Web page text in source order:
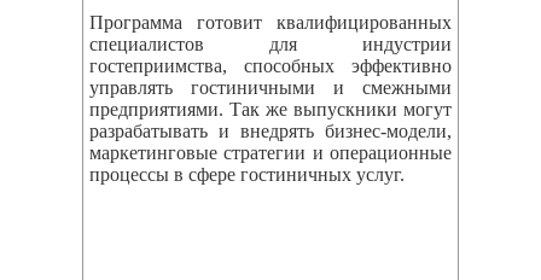
Программа готовит квалифицированных
специалистов для индустрии
гостеприимства, способных эффективно
управлять гостиничными и смежными
предприятиями. Так же выпускники могут
разрабатывать и внедрять бизнес‑модели,
маркетинговые стратегии и операционные
процессы в сфере гостиничных услуг.